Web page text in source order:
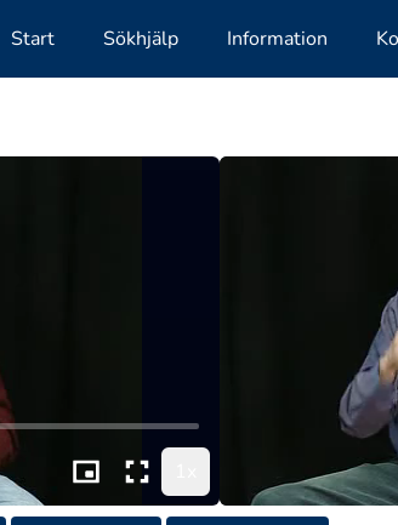
Start Sökhjälp Information